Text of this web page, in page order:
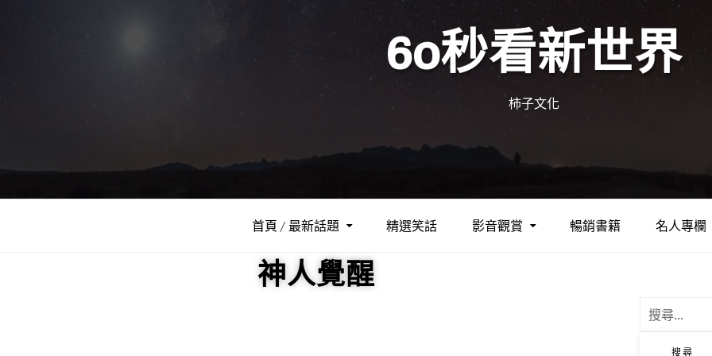
60秒看新世界
柿子文化
首頁 / 最新話題 精選笑話 影音觀賞 暢銷書籍 名人專欄
神人覺醒